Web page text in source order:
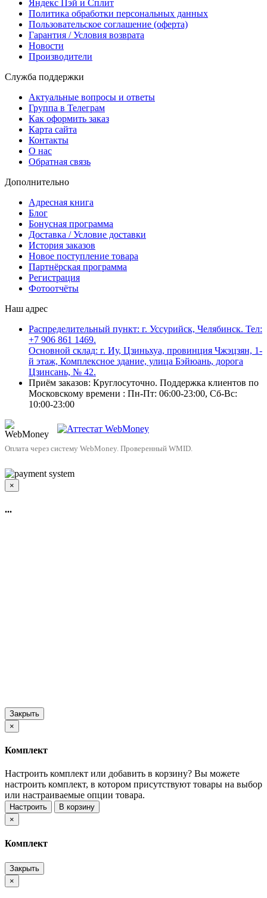
Яндекс Пэй и Сплит
Политика обработки персональных данных
Пользовательское соглашение (оферта)
Гарантия / Условия возврата
Новости
Производители
Служба поддержки
Актуальные вопросы и ответы
Группа в Телеграм
Как оформить заказ
Карта сайта
Контакты
О нас
Обратная связь
Дополнительно
Адресная книга
Блог
Бонусная программа
Доставка / Условие доставки
История заказов
Новое поступление товара
Партнёрская программа
Регистрация
Фотоотчёты
Наш адрес
Распределительный пункт: г. Уссурийск, Челябинск. Тел:
+7 906 861 1469.
Основной склад: г. Иу, Цзиньхуа, провинция Чжэцзян, 1-
й этаж, Комплексное здание, улица Бэйюань, дорога
Цзинсань, № 42.
Приём заказов: Круглосуточно. Поддержка клиентов по
Московскому времени : Пн-Пт: 06:00-23:00, Сб-Вс:
10:00-23:00
Оплата через систему WebMoney. Проверенный WMID.
×
...
Закрыть
×
Комплект
Настроить комплект или добавить в корзину? Вы можете
настроить комплект, в котором присутствуют товары на выбор
или настраиваемые опции товара.
Настроить
В корзину
×
Комплект
Закрыть
×